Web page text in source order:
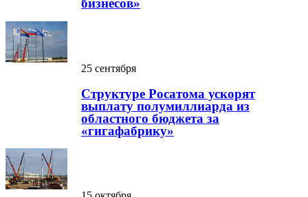
бизнесов»
25 сентября
Структуре Росатома ускорят
выплату полумиллиарда из
областного бюджета за
«гигафабрику»